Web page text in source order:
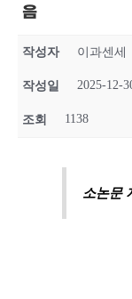
음
작성자 이과센세
작성일 2025-12-
조회 1138
소논문